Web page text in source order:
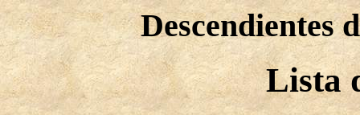
Descendientes
Lista